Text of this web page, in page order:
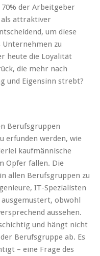
der Arbeitgeber
attraktiver
um diese
Unternehmen zu
heute die Loyalität
die mehr nach
und Eigensinn strebt?
Berufsgruppen
erfunden werden, wie
kaufmännische
Opfer fallen. Die
allen Berufsgruppen zu
IT-Spezialisten
ausgemustert, obwohl
aussehen.
und hängt nicht
Berufsgruppe ab. Es
– eine Frage des